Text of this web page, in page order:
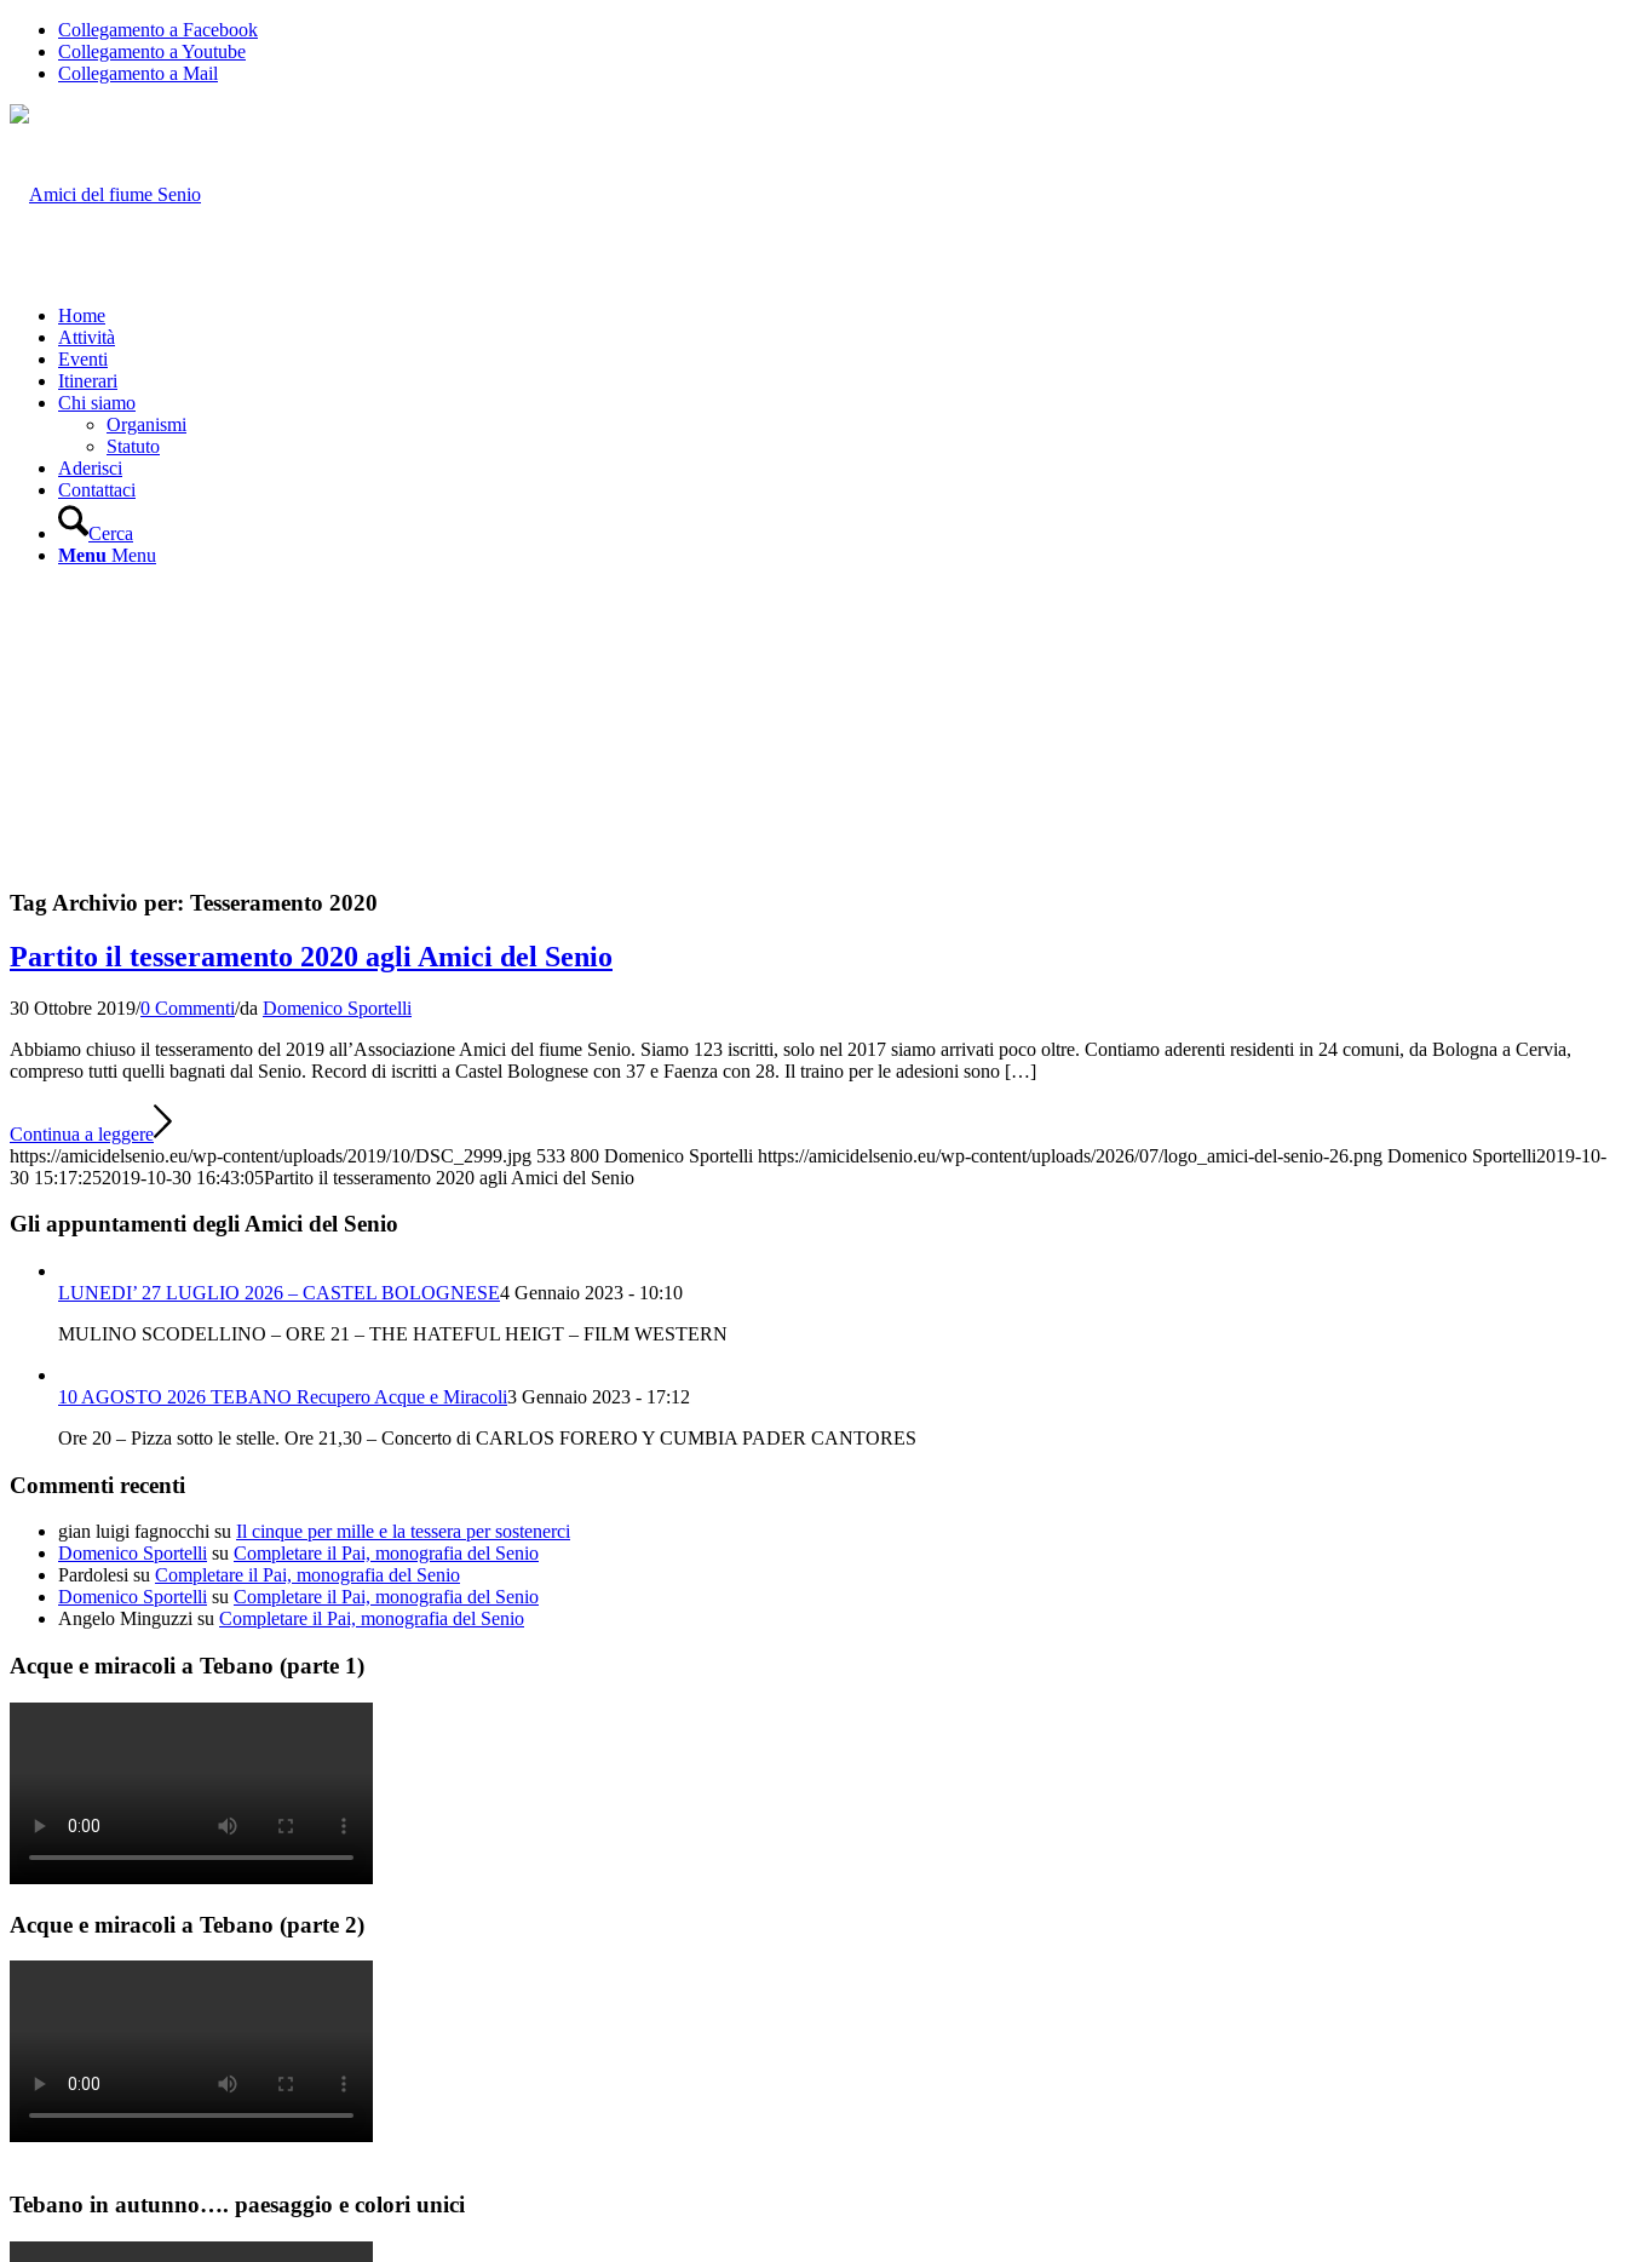
Collegamento a Facebook
Collegamento a Youtube
Collegamento a Mail
Home
Attività
Eventi
Itinerari
Chi siamo
Organismi
Statuto
Aderisci
Contattaci
Cerca
Menu Menu
Tag Archivio per: Tesseramento 2020
Partito il tesseramento 2020 agli Amici del Senio
30 Ottobre 2019/0 Commenti/da Domenico Sportelli
Abbiamo chiuso il tesseramento del 2019 all’Associazione Amici del fiume Senio. Siamo 123 iscritti, solo nel 2017 siamo arrivati poco oltre. Contiamo aderenti residenti in 24 comuni, da Bologna a Cervia,
compreso tutti quelli bagnati dal Senio. Record di iscritti a Castel Bolognese con 37 e Faenza con 28. Il traino per le adesioni sono […]
Continua a leggere
https://amicidelsenio.eu/wp-content/uploads/2019/10/DSC_2999.jpg 533 800 Domenico Sportelli https://amicidelsenio.eu/wp-content/uploads/2026/07/logo_amici-del-senio-26.png Domenico Sportelli2019-10-
30 15:17:252019-10-30 16:43:05Partito il tesseramento 2020 agli Amici del Senio
Gli appuntamenti degli Amici del Senio
LUNEDI’ 27 LUGLIO 2026 – CASTEL BOLOGNESE4 Gennaio 2023 - 10:10
MULINO SCODELLINO – ORE 21 – THE HATEFUL HEIGT – FILM WESTERN
10 AGOSTO 2026 TEBANO Recupero Acque e Miracoli3 Gennaio 2023 - 17:12
Ore 20 – Pizza sotto le stelle. Ore 21,30 – Concerto di CARLOS FORERO Y CUMBIA PADER CANTORES
Commenti recenti
gian luigi fagnocchi su Il cinque per mille e la tessera per sostenerci
Domenico Sportelli su Completare il Pai, monografia del Senio
Pardolesi su Completare il Pai, monografia del Senio
Domenico Sportelli su Completare il Pai, monografia del Senio
Angelo Minguzzi su Completare il Pai, monografia del Senio
Acque e miracoli a Tebano (parte 1)
Acque e miracoli a Tebano (parte 2)
Tebano in autunno…. paesaggio e colori unici